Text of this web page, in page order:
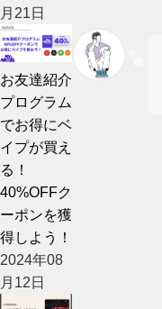
月21日
お友達紹介
プログラム
でお得にベ
イプが買え
る！
40%OFFク
ーポンを獲
得しよう！
2024年08
月12日